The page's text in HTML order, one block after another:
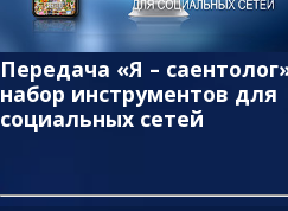
Передача «Я –
набор инструментов для
социальных сетей